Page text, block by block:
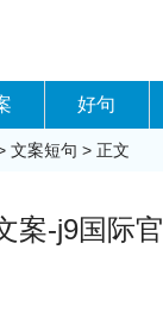
好句
文案短句 > 正文
案-j9国际